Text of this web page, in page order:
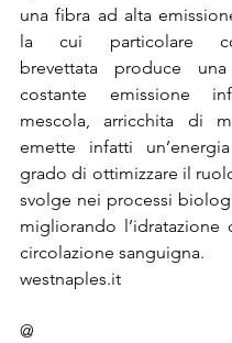
una fibra ad alta
la cui particolare
brevettata produce
costante emissione
mescola, arricchita di
emette infatti
grado di ottimizzare il
svolge nei processi
migliorando l’idratazione
circolazione sanguigna.
westnaples.it
@